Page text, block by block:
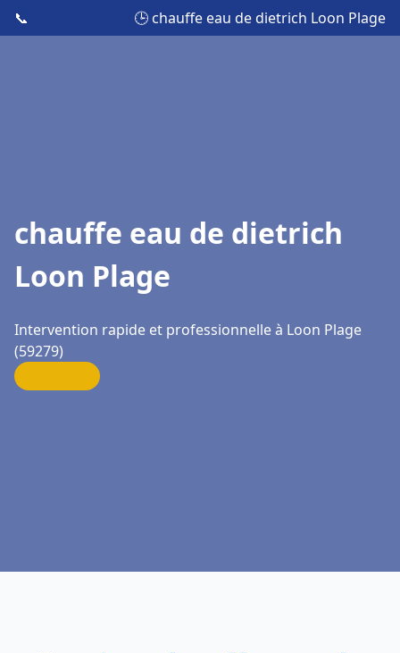
📞 🕒 chauffe eau de dietrich Loon Plage
chauffe eau de dietrich
Loon Plage
Intervention rapide et professionnelle à Loon Plage
(59279)